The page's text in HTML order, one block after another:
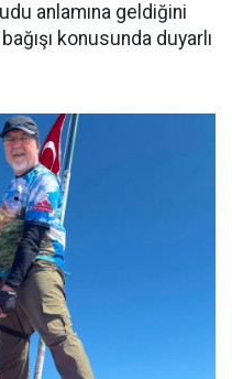
anlamına geldiğini
konusunda duyarlı